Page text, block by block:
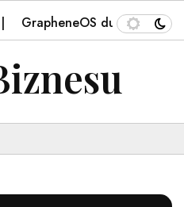
GrapheneOS duress PIN